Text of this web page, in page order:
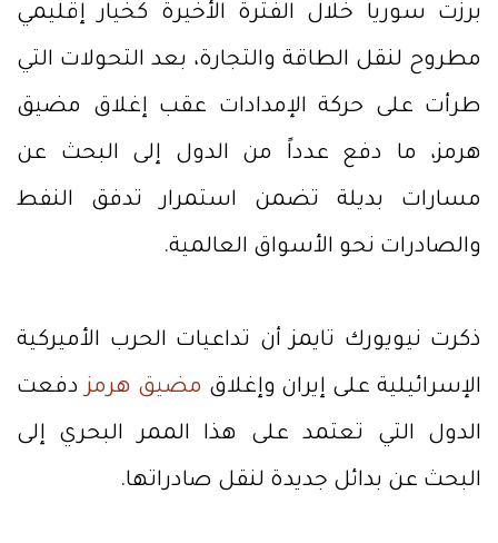
برزت سوريا خلال الفترة الأخيرة كخيار إقليمي
مطروح لنقل الطاقة والتجارة، بعد التحولات التي
طرأت على حركة الإمدادات عقب إغلاق مضيق
هرمز، ما دفع عدداً من الدول إلى البحث عن
مسارات بديلة تضمن استمرار تدفق النفط
والصادرات نحو الأسواق العالمية.
ذكرت نيويورك تايمز أن تداعيات الحرب الأميركية
الإسرائيلية على إيران وإغلاق مضيق هرمزدفعت
الدول التي تعتمد على هذا الممر البحري إلى
البحث عن بدائل جديدة لنقل صادراتها.